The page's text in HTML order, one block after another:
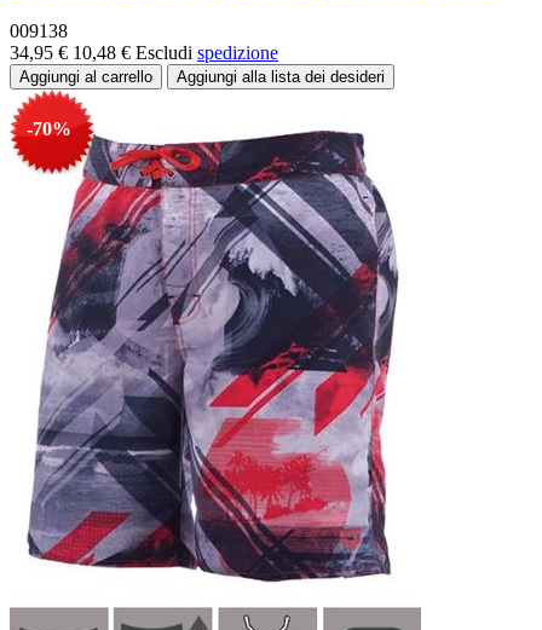
009138
34,95 € 10,48 € Escludi spedizione
-70%